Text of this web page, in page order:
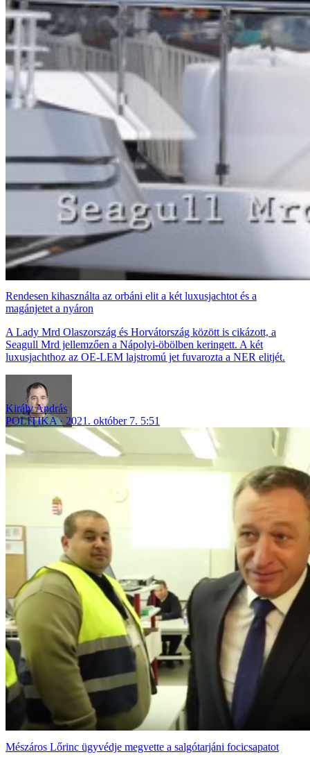
Rendesen kihasználta az orbáni elit a két luxusjachtot és a
magánjetet a nyáron
A Lady Mrd Olaszország és Horvátország között is cikázott, a
Seagull Mrd jellemzően a Nápolyi-öbölben keringett. A két
luxusjachthoz az OE-LEM lajstromú jet fuvarozta a NER elitjét.
Király András
POLITIKA
2021. október 7. 5:51
Mészáros Lőrinc ügyvédje megvette a salgótarjáni focicsapatot